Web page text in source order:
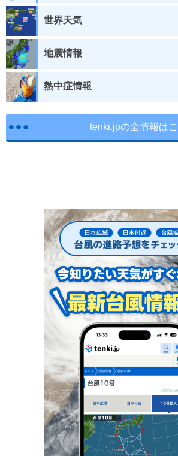
世界天気
地震情報
熱中症情報
tenki.jpの全情報は